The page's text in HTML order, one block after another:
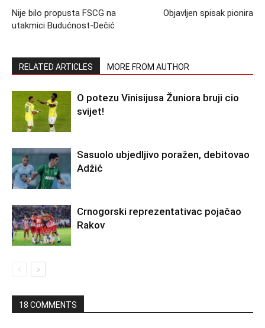
Nije bilo propusta FSCG na
utakmici Budućnost-Dečić
Objavljen spisak pionira
RELATED ARTICLES MORE FROM AUTHOR
O potezu Vinisijusa Žuniora bruji cio
svijet!
Sasuolo ubjedljivo poražen, debitovao
Adžić
Crnogorski reprezentativac pojačao
Rakov
18 COMMENTS